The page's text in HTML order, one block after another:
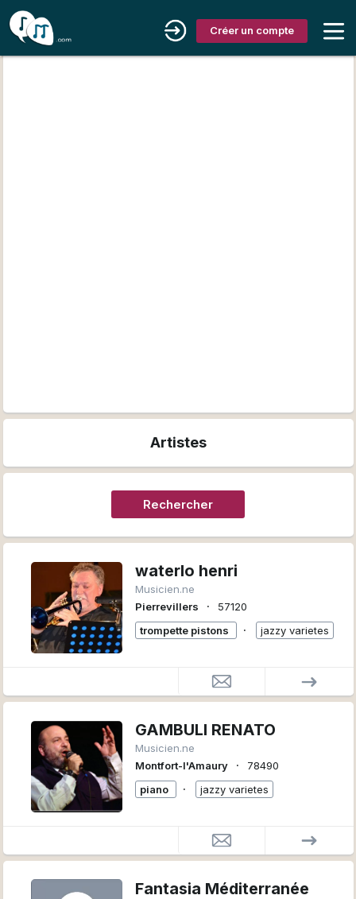
Créer un compte
Artistes
Rechercher
waterlo henri
Musicien.ne
Pierrevillers
∙
57120
trompette pistons
∙ jazzy varietes
GAMBULI RENATO
Musicien.ne
Montfort-l'Amaury
∙
78490
piano
∙ jazzy varietes
Fantasia Méditerranée